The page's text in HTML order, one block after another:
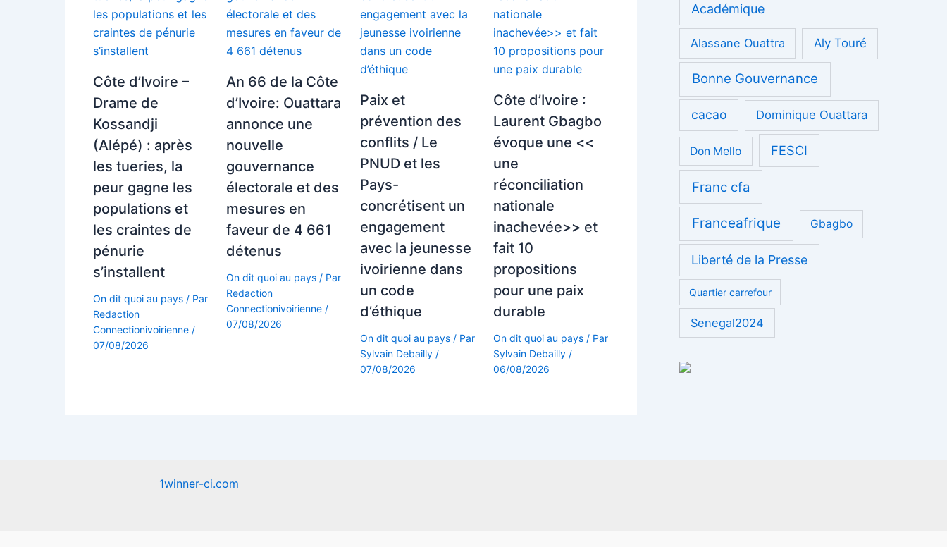
Côte d’Ivoire –
Drame de
Kossandji
(Alépé) : après
les tueries, la
peur gagne les
populations et
les craintes de
pénurie
s’installent
On dit quoi au pays / Par
Redaction
Connectionivoirienne /
07/08/2026
An 66 de la Côte
d’Ivoire: Ouattara
annonce une
nouvelle
gouvernance
électorale et des
mesures en
faveur de 4 661
détenus
On dit quoi au pays / Par
Redaction
Connectionivoirienne /
07/08/2026
Paix et
prévention des
conflits / Le
PNUD et les
Pays-
concrétisent un
engagement
avec la jeunesse
ivoirienne dans
un code
d’éthique
On dit quoi au pays/ Par
Sylvain Debailly /
07/08/2026
Côte d’Ivoire :
Laurent Gbagbo
évoque une <<
une
réconciliation
nationale
inachevée>> et
fait 10
propositions
pour une paix
durable
On dit quoi au pays/ Par
Sylvain Debailly /
06/08/2026
Académique
Alassane Ouattra Aly Touré
Bonne Gouvernance
cacao Dominique Ouattara
Don Mello FESCI
Franc cfa
Franceafrique Gbagbo
Liberté de la Presse
Quartier carrefour
Senegal2024
1winner-ci.com